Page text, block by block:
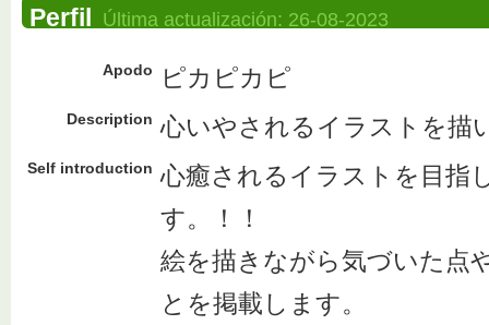
Perfil Última actualización: 26-08-2023
Apodo ピカピカピ
Description 心いやされるイラストを描
Self introduction 心癒されるイラストを目指
す。！！
絵を描きながら気づいた点
とを掲載します。